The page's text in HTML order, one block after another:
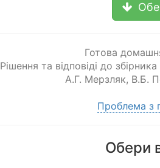
Готова
Рішення та відповіді до
А.Г. Мерзляк, В.Б.
Проблема з
Обери